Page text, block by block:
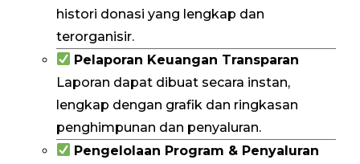
histori donasi yang lengkap dan
terorganisir.
Pelaporan Keuangan Transparan
Laporan dapat dibuat secara instan,
lengkap dengan grafik dan ringkasan
penghimpunan dan penyaluran.
Pengelolaan Program & Penyaluran